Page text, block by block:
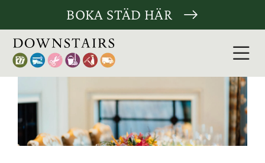
innehållet
BOKA STÄD HÄR